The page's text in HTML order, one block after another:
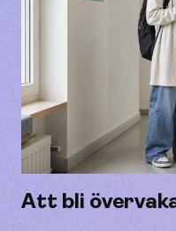
Att bli